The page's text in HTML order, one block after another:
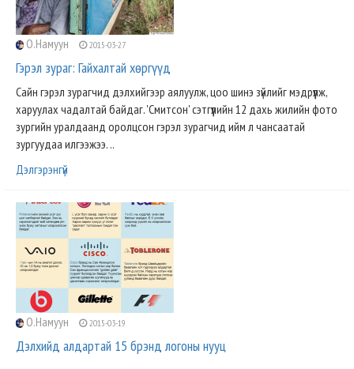
О.Намуун 2015-03-27
Гэрэл зураг: Гайхалтай хөргүүд
Сайн гэрэл зурагчид дэлхийгээр аялуулж, цоо шинэ зүйлийг мэдрүүлж,
харуулах чадалтай байдаг. 'Смитсон' сэтгүүлийн 12 дахь жилийн фото
зургийн уралдаанд оролцсон гэрэл зурагчид ийм л чансаатай
зургуудаа илгээжээ. ..
Дэлгэрэнгүй
О.Намуун 2015-03-19
Дэлхийд алдартай 15 брэнд логоны нууц